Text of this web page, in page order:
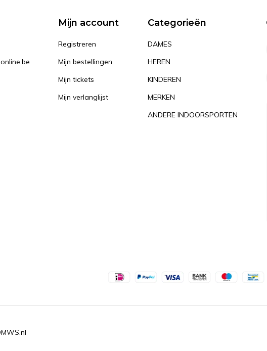
Mijn account
Registreren
Mijn bestellingen
Mijn tickets
Mijn verlanglijst
Categorieën
DAMES
HEREN
KINDEREN
MERKEN
ANDERE INDOORSPORTEN